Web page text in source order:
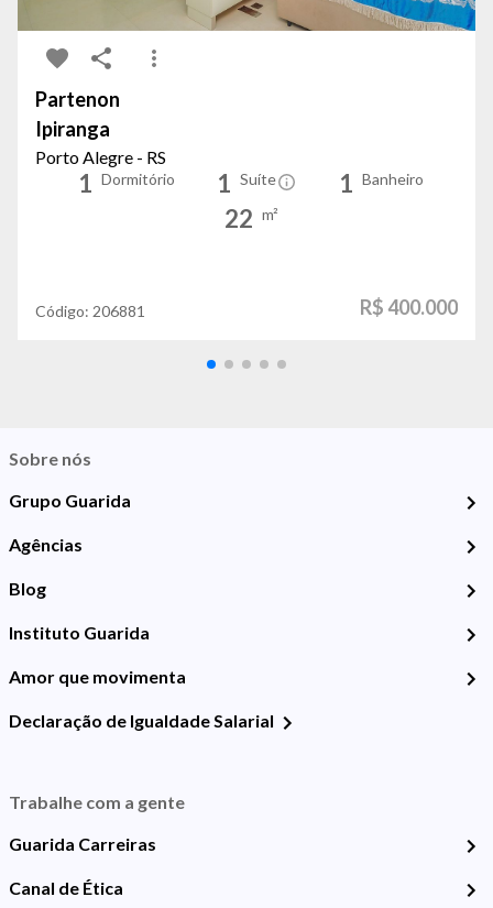
Partenon
Ipiranga
Porto Alegre - RS
1 Dormitório 1 Suíte 1 Banheiro
22 m²
Código: 206881 R$ 400.000
Sobre nós
Grupo Guarida
Agências
Blog
Instituto Guarida
Amor que movimenta
Declaração de Igualdade Salarial
Trabalhe com a gente
Guarida Carreiras
Canal de Ética